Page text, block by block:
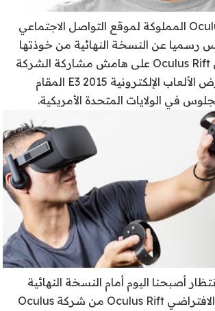
كشفت شركة Oculus المملوكة لموقع التواصل الاجتماعي
رسميا عن النسخة النهائية من خوذتها
للواقع الافتراضي Oculus Rift على هامش مشاركة الشركة
في فعاليات معرض الألعاب الإلكترونية E3 2015 المقام
في الولايات المتحدة الأمريكية.
أصبحنا اليوم أمام النسخة النهائية
من خوذة الواقع الافتراضي Oculus Rift من شركة Oculus